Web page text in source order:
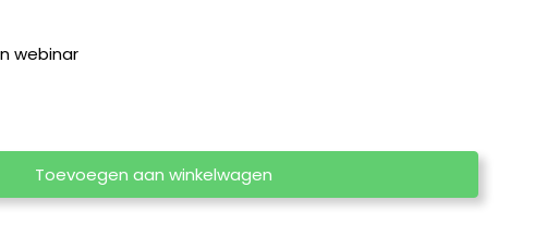
webinar
Toevoegen aan winkelwagen